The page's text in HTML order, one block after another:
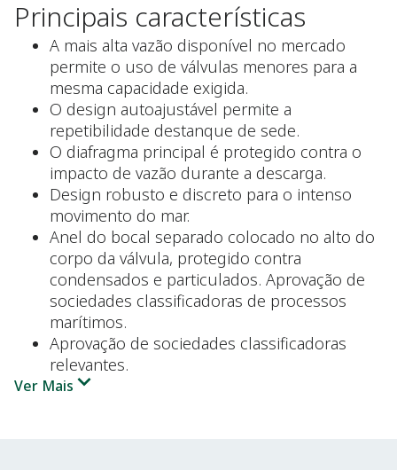
Principais características
A mais alta vazão disponível no mercado
permite o uso de válvulas menores para a
mesma capacidade exigida.
O design autoajustável permite a
repetibilidade destanque de sede.
O diafragma principal é protegido contra o
impacto de vazão durante a descarga.
Design robusto e discreto para o intenso
movimento do mar.
Anel do bocal separado colocado no alto do
corpo da válvula, protegido contra
condensados e particulados. Aprovação de
sociedades classificadoras de processos
marítimos.
Aprovação de sociedades classificadoras
relevantes.
Ver Mais